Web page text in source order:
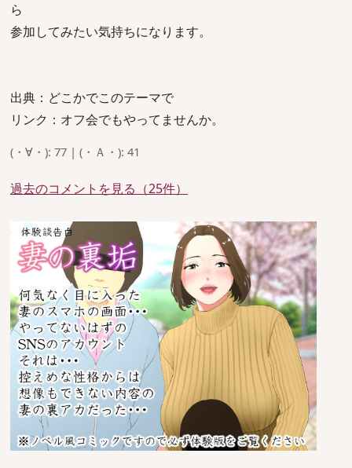
ら
参加してみたい気持ちになります。
出典：どこかでこのテーマで
リンク：オフ会でもやってませんか。
(・∀・): 77 | (・Ａ・): 41
過去のコメントを見る（25件）